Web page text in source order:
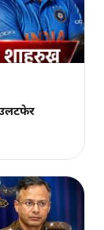
उलटफेर